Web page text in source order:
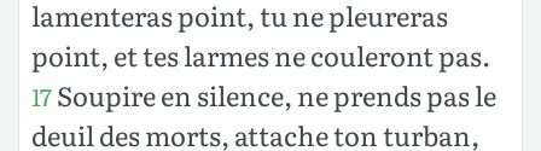
lamenteras point, tu ne pleureras
point, et tes larmes ne couleront pas.
17Soupire en silence, ne prends pas le
deuil des morts, attache ton turban,